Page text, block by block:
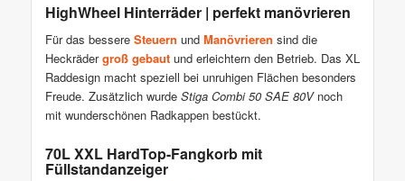
HighWheel Hinterräder | perfekt manövrieren
Für das bessere Steuern und Manövrieren sind die
Heckrädergroß gebautund erleichtern den Betrieb. Das XL
Raddesign macht speziell bei unruhigen Flächen besonders
Freude. Zusätzlich wurde Stiga Combi 50 SAE 80Vnoch
mit wunderschönen Radkappen bestückt.
70L XXL HardTop-Fangkorb mit
Füllstandanzeiger